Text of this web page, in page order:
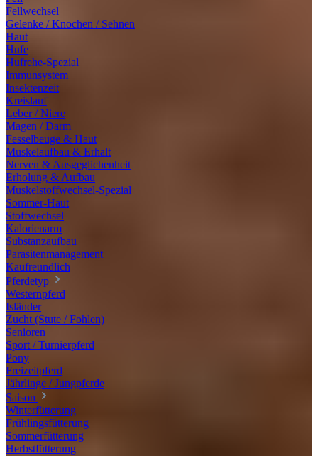
Fellwechsel
Gelenke / Knochen / Sehnen
Haut
Hufe
Hufrehe-Spezial
Immunsystem
Insektenzeit
Kreislauf
Leber / Niere
Magen / Darm
Fesselbeuge & Haut
Muskelaufbau & Erhalt
Nerven & Ausgeglichenheit
Erholung & Aufbau
Muskelstoffwechsel-Spezial
Sommer-Haut
Stoffwechsel
Kalorienarm
Substanzaufbau
Parasitenmanagement
Kaufreundlich
Pferdetyp
Westernpferd
Isländer
Zucht (Stute / Fohlen)
Senioren
Sport / Turnierpferd
Pony
Freizeitpferd
Jährlinge / Jungpferde
Saison
Winterfütterung
Frühlingsfütterung
Sommerfütterung
Herbstfütterung